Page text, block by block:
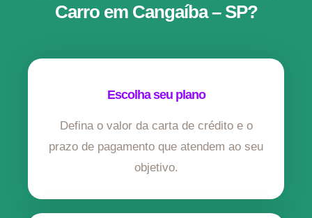
Carro em Cangaíba – SP?
Escolha seu plano
Defina o valor da carta de crédito e o
prazo de pagamento que atendem ao seu
objetivo.